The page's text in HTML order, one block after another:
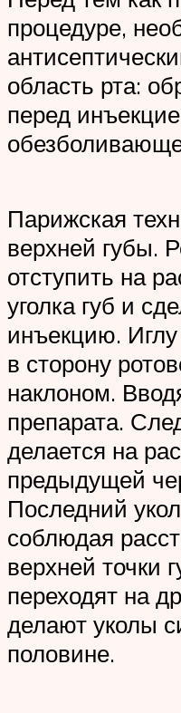
процедуре,
область рта:
перед
Парижская
верхней губы.
отступить на
уголка губ и
инъекцию.
в сторону
наклоном.
препарата.
делается на
предыдущей
Последний
соблюдая
верхней точки
переходят на
делают уколы
половине.